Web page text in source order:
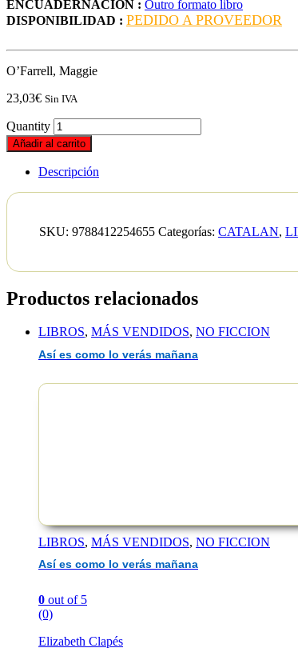
ENCUADERNACION : Outro formato libro
DISPONIBILIDAD : PEDIDO A PROVEEDOR
O’Farrell, Maggie
23,03€ Sin IVA
Quantity
Añadir al carrito
Descripción
SKU: 9788412254655 Categorías: CATALAN,
Productos relacionados
LIBROS, MÁS VENDIDOS, NO FICCION
Así es como lo verás mañana
LIBROS, MÁS VENDIDOS, NO FICCION
Así es como lo verás mañana
0 out of 5
(0)
Elizabeth Clapés